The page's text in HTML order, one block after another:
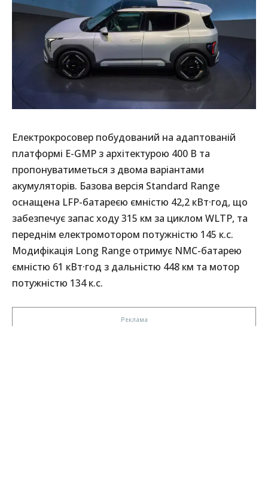
Електрокросовер побудований на адаптованій
платформі E-GMP з архітектурою 400 В та
пропонуватиметься з двома варіантами
акумуляторів. Базова версія Standard Range
оснащена LFP-батареєю ємністю 42,2 кВт·год, що
забезпечує запас ходу 315 км за циклом WLTP, та
переднім електромотором потужністю 145 к.с.
Модифікація Long Range отримує NMC-батарею
ємністю 61 кВт·год з дальністю 448 км та мотор
потужністю 134 к.с.